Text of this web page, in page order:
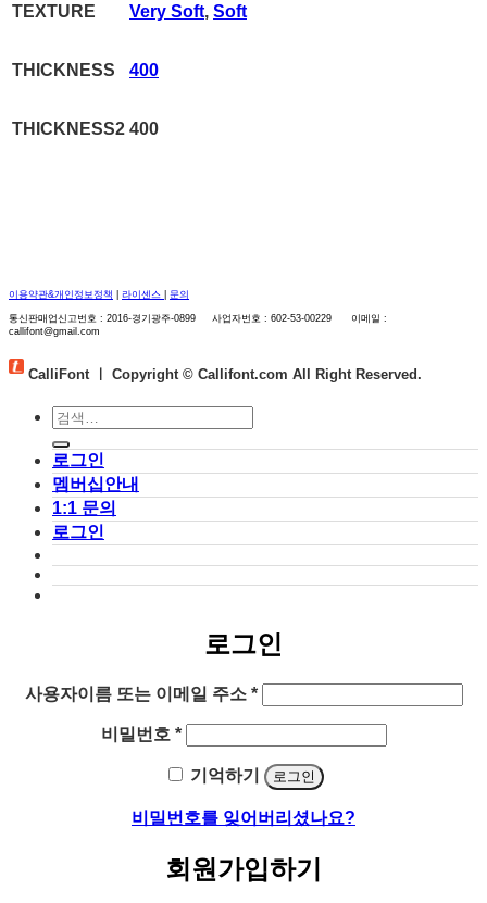
TEXTURE Very Soft, Soft
THICKNESS 400
THICKNESS2 400
이용약관&개인정보정책 라이센스 문의
통신판매업신고번호 : 2016-경기광주-0899 사업자번호 : 602-53-00229 이메일 :
callifont@gmail.com
CalliFont ㅣ Copyright © Callifont.com All Right Reserved.
검
색:
로그인
멤버십안내
1:1 문의
로그인
로그인
사용자이름 또는 이메일 주소 *필
목
비밀번호 *필
항기억하기 로그인
비밀번호를 잊어버리셨나요?
회원가입하기